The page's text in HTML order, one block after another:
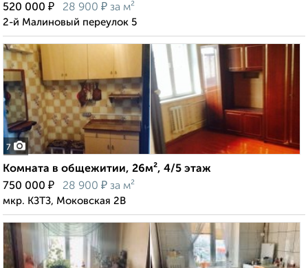
520 000 ₽ 28 900 ₽ за м²
2-й Малиновый переулок 5
7
Комната в общежитии, 26м², 4/5 этаж
750 000 ₽ 28 900 ₽ за м²
мкр. КЗТЗ, Моковская 2В